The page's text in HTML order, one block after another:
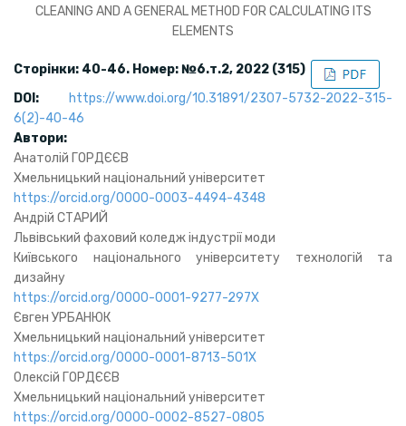
CLEANING AND A GENERAL METHOD FOR CALCULATING ITS
ELEMENTS
Сторінки: 40-46. Номер: №6.т.2, 2022 (315)
DOI:
https://www.doi.org/10.31891/2307-5732-2022-315-
6(2)-40-46
Автори:
Анатолій ГОРДЄЄВ
Хмельницький національний університет
https://orcid.org/0000-0003-4494-4348
Андрій СТАРИЙ
Львівський фаховий коледж індустрії моди
Київського національного університету технологій та
дизайну
https://orcid.org/0000-0001-9277-297X
Євген УРБАНЮК
Хмельницький національний університет
https://orcid.org/0000-0001-8713-501X
Олексій ГОРДЄЄВ
Хмельницький національний університет
https://orcid.org/0000-0002-8527-0805